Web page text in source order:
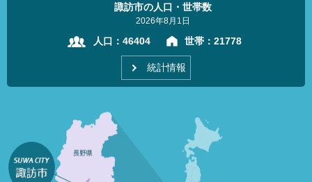
諏訪市の人口・世帯数
2026年8月1日
人口： 46404 世帯： 21778
統計情報